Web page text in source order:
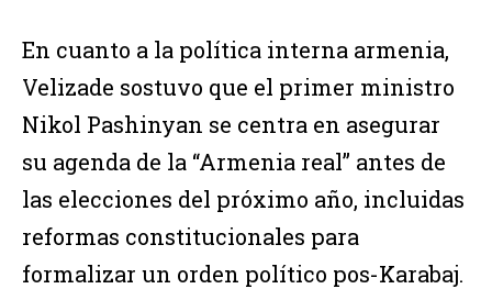
En cuanto a la política interna armenia,
Velizade sostuvo que el primer ministro
Nikol Pashinyan se centra en asegurar
su agenda de la “Armenia real” antes de
las elecciones del próximo año, incluidas
reformas constitucionales para
formalizar un orden político pos-Karabaj.